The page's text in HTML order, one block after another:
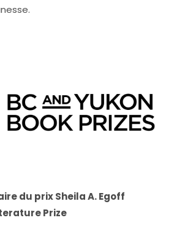
du prix Sheila A. Egoff
Prize